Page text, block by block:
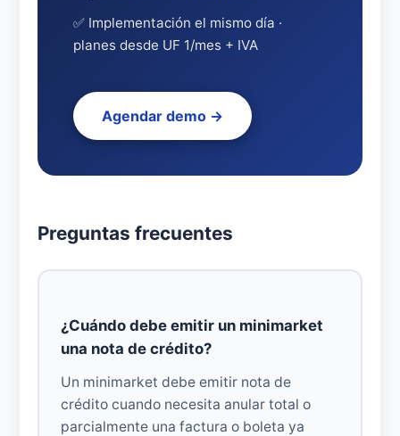
✅ Implementación el mismo día ·
planes desde UF 1/mes + IVA
Agendar demo →
Preguntas frecuentes
¿Cuándo debe emitir un minimarket
una nota de crédito?
Un minimarket debe emitir nota de
crédito cuando necesita anular total o
parcialmente una factura o boleta ya